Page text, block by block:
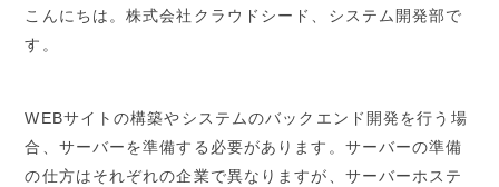
こんにちは。株式会社クラウドシード、システム開発部で
す。
WEBサイトの構築やシステムのバックエンド開発を行う場
合、サーバーを準備する必要があります。サーバーの準備
の仕方はそれぞれの企業で異なりますが、サーバーホステ